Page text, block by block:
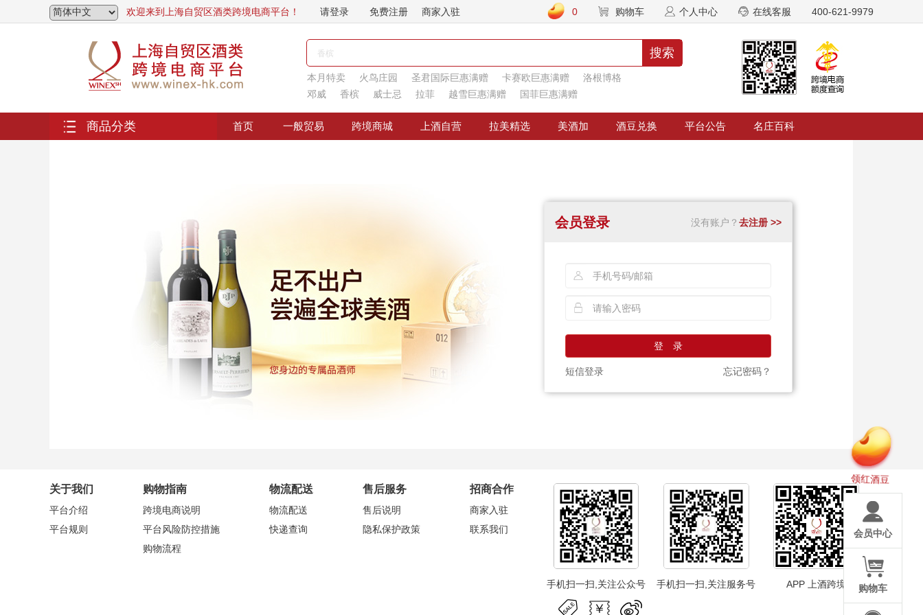
欢迎来到上海自贸区酒类跨境电商平台！ 请登录 免费注册 400-621-9979
商家入驻 在线客服
个人中心
购物车
0
搜索
本月特卖 火鸟庄园 圣君国际巨惠满赠 卡赛欧巨惠满赠
洛根博格
邓威
香槟 威士忌 拉菲 越雪巨惠满赠 国菲巨惠满赠
商品分类 首页 一般贸易 跨境商城 上酒自营 拉美精选 美酒加 酒豆兑换 平台公告 名庄百科
领红酒豆
会员中心
购物车
会员登录 去注册 >>
没有账户？
登 录
短信登录 忘记密码？
关于我们
平台介绍
平台规则
购物指南
跨境电商说明
平台风险防控措施
购物流程
物流配送
物流配送
快递查询
售后服务
售后说明
隐私保护政策
招商合作
商家入驻
联系我们
手机扫一扫,关注公众号 手机扫一扫,关注服务号 APP 上酒跨境